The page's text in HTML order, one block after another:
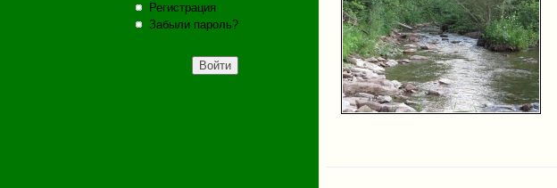
Регистрация
Забыли пароль?